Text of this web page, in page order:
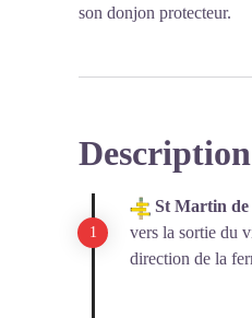
son donjon protecteur.
Description
St Martin de
vers la sortie du
direction de la